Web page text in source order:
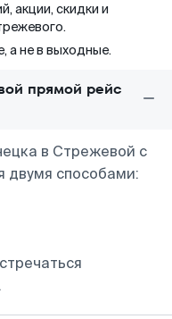
акции, скидки и
а не в выходные.
прямой рейс
в Стрежевой с
двумя способами: